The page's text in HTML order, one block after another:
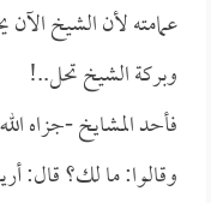
عمامته لأن الشيخ
وبركة الشيخ تحل..!
فأحد المشايخ -جزاه
وقالوا: ما لك؟ قال: